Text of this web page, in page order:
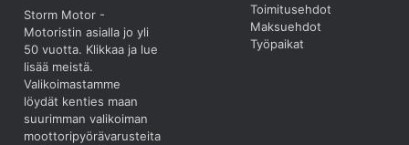
Storm Motor -
Motoristin asialla jo yli
50 vuotta. Klikkaa ja lue
lisää meistä.
Valikoimastamme
löydät kenties maan
suurimman valikoiman
moottoripyörävarusteita
Toimitusehdot
Maksuehdot
Työpaikat